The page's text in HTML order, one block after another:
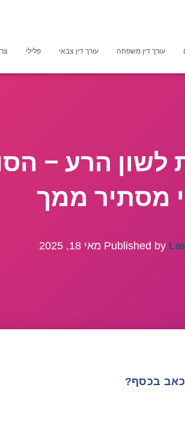
עורך דין משפחה עורך דין צבאי פלילי
לשון הרע –
מסתיר ממך
Published by מאי 18, 2025
כאב בכסף?